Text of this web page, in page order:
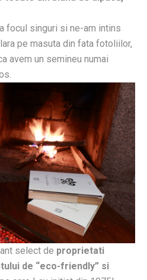
focul singuri si ne-am intins
pe masuta din fata fotoliilor,
avem un semineu numai
select de proprietati
de “eco-friendly” si